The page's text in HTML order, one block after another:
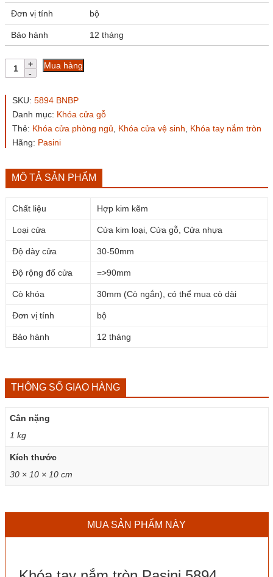
Đơn vị tính bộ
Bảo hành 12 tháng
Khóa
tay
tròn
5894
BNBP
số
Mua hàng
SKU: 5894 BNBP
Danh mục: Khóa cửa gỗ
Thẻ: Khóa cửa phòng ngủ Khóa cửa vệ sinh
Khóa tay nắm tròn
Hãng: Pasini
MÔ TẢ SẢN PHẨM
Chất liệu Hợp kim kẽm
Loại cửa Cửa kim loại, Cửa gỗ, Cửa nhựa
Độ dày cửa 30-50mm
Độ rộng đố cửa =>90mm
Cò khóa 30mm (Cò ngắn), có thể mua cò dài
Đơn vị tính bộ
Bảo hành 12 tháng
THÔNG SỐ GIAO HÀNG
Cân nặng
1 kg
Kích thước
30 × 10 × 10 cm
MUA SẢN PHẨM NÀY